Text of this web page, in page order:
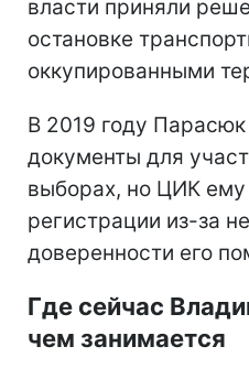
власти приняли
остановке
оккупированными
В 2019 году
документы для
выборах, но ЦИК ему
регистрации из-за
доверенности его
Где сейчас
чем занимается